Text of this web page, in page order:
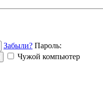
Забыли? Пароль:
Чужой компьютер